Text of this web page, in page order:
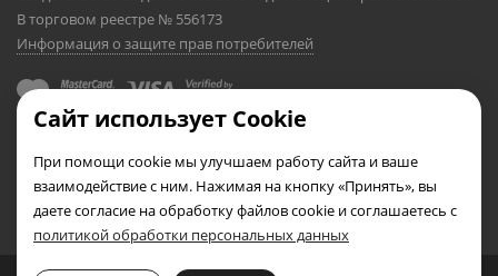
0
В торговом реестре № 556173
Информация о защите прав потребителей
Сайт использует Cookie
При помощи cookie мы улучшаем работу сайта и ваше
взаимодействие с ним. Нажимая на кнопку «Принять», вы
даете согласие на обработку файлов cookie и соглашаетесь с
политикой обработки персональных данных